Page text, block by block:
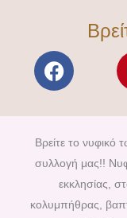
F
a
e
b
o
o
k
Βρείτε το
συλλογή μας!!
εκκλησίας,
κολυμπήθρας,